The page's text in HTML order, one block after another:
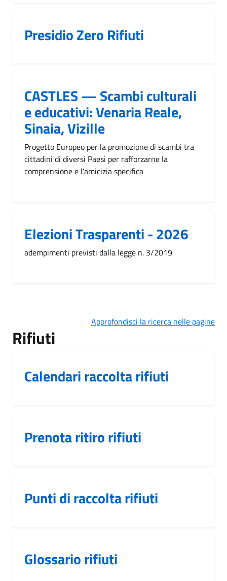
Presidio Zero Rifiuti
CASTLES — Scambi culturali
e educativi: Venaria Reale,
Sinaia, Vizille
Progetto Europeo per la promozione di scambi tra
cittadini di diversi Paesi per rafforzarne la
comprensione e l'amicizia specifica
Elezioni Trasparenti - 2026
adempimenti previsti dalla legge n. 3/2019
Approfondisci la ricerca nelle pagine
Rifiuti
Calendari raccolta rifiuti
Prenota ritiro rifiuti
Punti di raccolta rifiuti
Glossario rifiuti